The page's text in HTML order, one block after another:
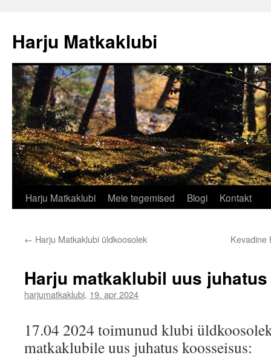
juurde
Harju Matkaklubi
Harju Matkaklubi Meie tegemised Blogi Kontakt
← Harju Matkaklubi üldkoosolek Kevadine
Harju matkaklubil uus juhatus
harjumatkaklubi, 19. apr 2024
17.04 2024 toimunud klubi
matkaklubile uus juhatus koosseisus: